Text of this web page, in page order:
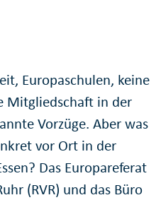
Europaschulen, keine
Mitgliedschaft in der
Vorzüge. Aber was
vor Ort in der
Das Europareferat
(RVR) und das Büro